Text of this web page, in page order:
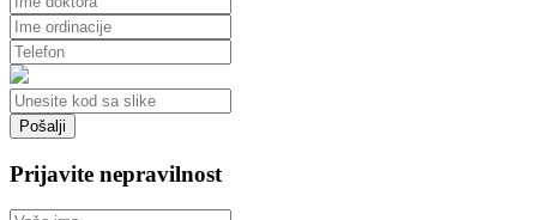
Prijavite nepravilnost